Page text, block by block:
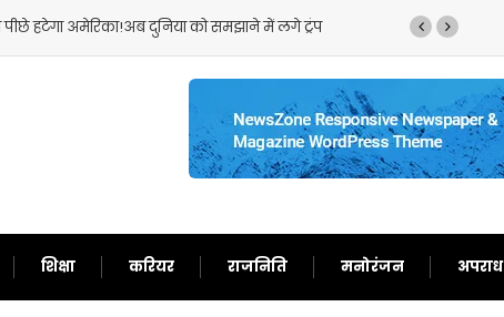
बयान,ईरान को बता दिया बेचारा
शिक्षा करियर राजनिति मनोरंजन अपराध